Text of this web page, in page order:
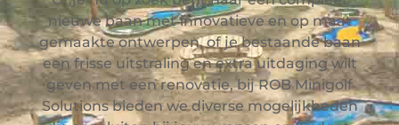
nieuwe baan met innovatieve en op maat
gemaakte ontwerpen, of je bestaande baan
een frisse uitstraling en extra uitdaging wilt
geven met een renovatie, bij ROB Minigolf
Solutions bieden we diverse mogelijkheden